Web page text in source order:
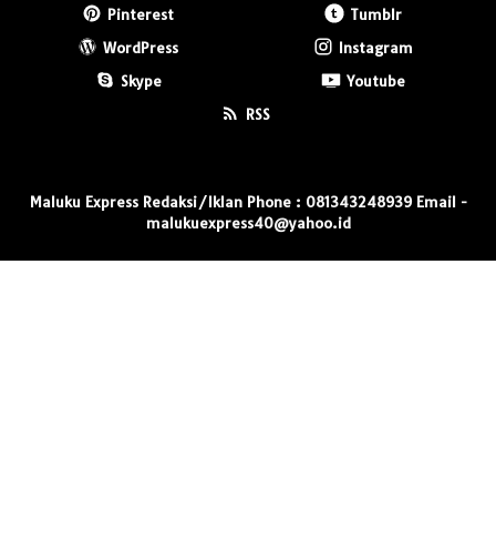
Pinterest
Tumblr
WordPress
Instagram
Skype
Youtube
RSS
Maluku Express Redaksi/Iklan Phone : 081343248939 Email -
malukuexpress40@yahoo.id